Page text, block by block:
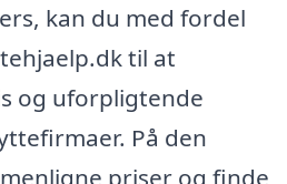
kan du med fordel
til at
og uforpligtende
På den
priser og finde